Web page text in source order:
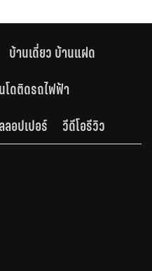
บ้านเดี่ยว บ้านแฝด
โดติดรถไฟฟ้า
ลอปเปอร์ วีดีโอรีวิว